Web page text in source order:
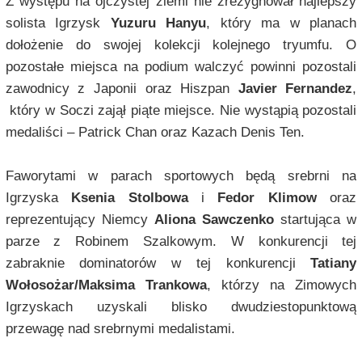
solista Igrzysk Yuzuru Hanyu, który ma w planach
dołożenie do swojej kolekcji kolejnego tryumfu. O
pozostałe miejsca na podium walczyć powinni pozostali
zawodnicy z Japonii oraz Hiszpan Javier Fernandez,
który w Soczi zajął piąte miejsce. Nie wystąpią pozostali
medaliści – Patrick Chan oraz Kazach Denis Ten.
Faworytami w parach sportowych będą srebrni na
Igrzyska
Ksenia Stolbowai Fedor Klimoworaz
reprezentujący Niemcy Aliona Sawczenko startująca w
parze z Robinem Szalkowym. W konkurencji tej
zabraknie dominatorów w tej konkurencjiTatiany
Wołosożar/Maksima Trankowa, którzy na Zimowych
Igrzyskach uzyskali blisko dwudziestopunktową
przewagę nad srebrnymi medalistami.